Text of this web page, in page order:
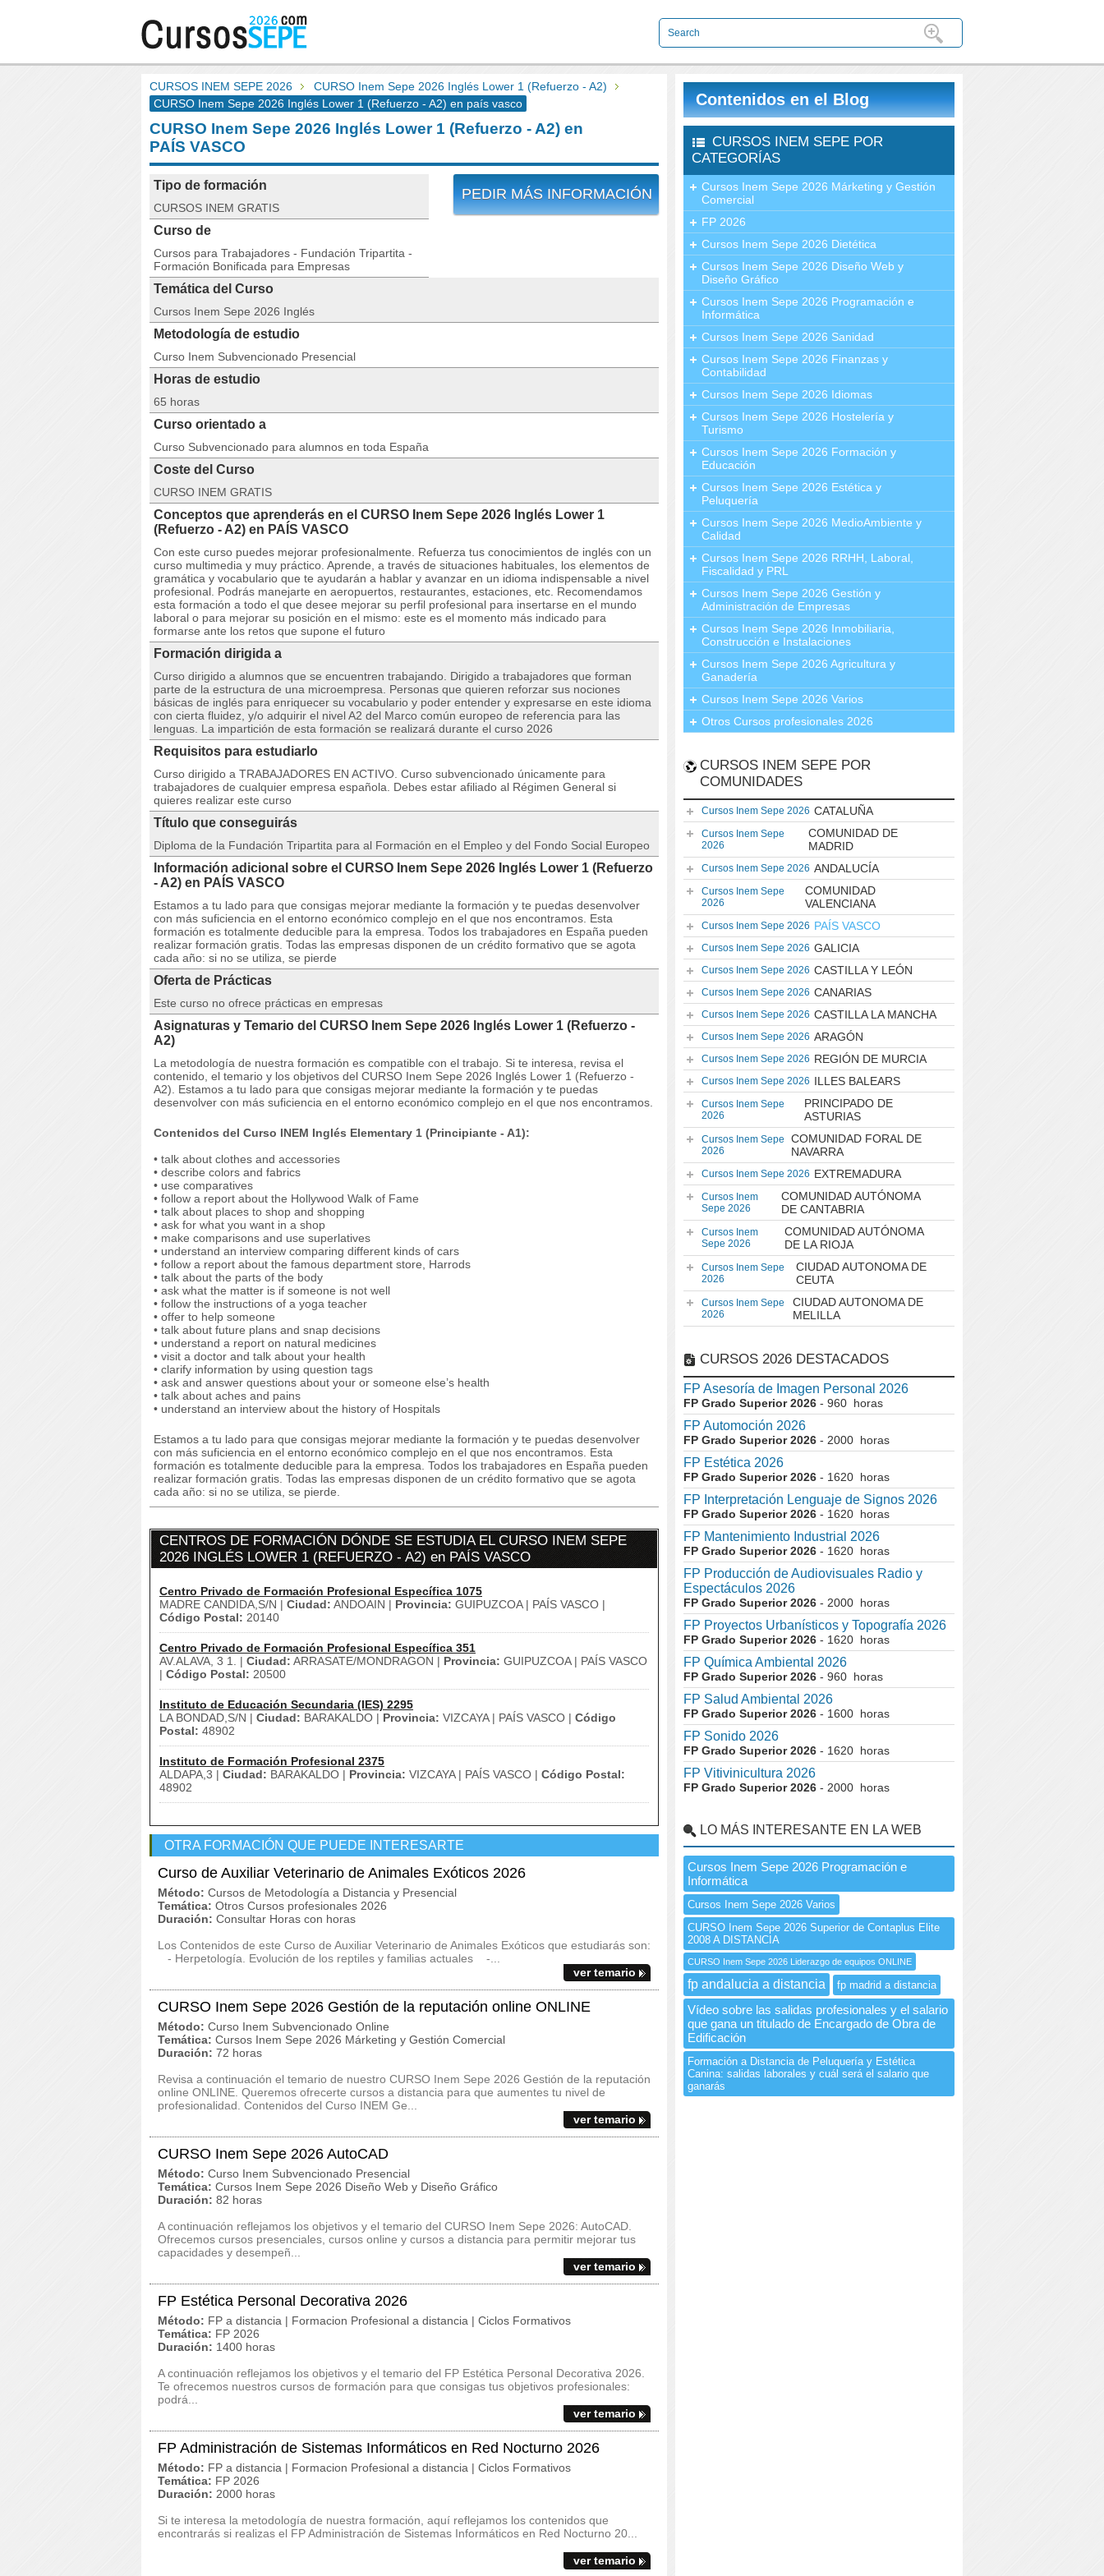
CURSOS INEM SEPE 2026
CURSO Inem Sepe 2026 Inglés Lower 1 (Refuerzo - A2)
CURSO Inem Sepe 2026 Inglés Lower 1 (Refuerzo - A2) en país vasco
CURSO Inem Sepe 2026 Inglés Lower 1 (Refuerzo - A2) en
PAÍS VASCO
PEDIR MÁS INFORMACIÓN
Tipo de formación
CURSOS INEM GRATIS
Curso de
Cursos para Trabajadores - Fundación Tripartita -
Formación Bonificada para Empresas
Temática del Curso
Cursos Inem Sepe 2026 Inglés
Metodología de estudio
Curso Inem Subvencionado Presencial
Horas de estudio
65 horas
Curso orientado a
Curso Subvencionado para alumnos en toda España
Coste del Curso
CURSO INEM GRATIS
Conceptos que aprenderás en el CURSO Inem Sepe 2026 Inglés Lower 1
(Refuerzo - A2) en PAÍS VASCO
Con este curso puedes mejorar profesionalmente. Refuerza tus conocimientos de inglés con un
curso multimedia y muy práctico. Aprende, a través de situaciones habituales, los elementos de
gramática y vocabulario que te ayudarán a hablar y avanzar en un idioma indispensable a nivel
profesional. Podrás manejarte en aeropuertos, restaurantes, estaciones, etc. Recomendamos
esta formación a todo el que desee mejorar su perfil profesional para insertarse en el mundo
laboral o para mejorar su posición en el mismo: este es el momento más indicado para
formarse ante los retos que supone el futuro
Formación dirigida a
Curso dirigido a alumnos que se encuentren trabajando. Dirigido a trabajadores que forman
parte de la estructura de una microempresa. Personas que quieren reforzar sus nociones
básicas de inglés para enriquecer su vocabulario y poder entender y expresarse en este idioma
con cierta fluidez, y/o adquirir el nivel A2 del Marco común europeo de referencia para las
lenguas. La impartición de esta formación se realizará durante el curso 2026
Requisitos para estudiarlo
Curso dirigido a TRABAJADORES EN ACTIVO. Curso subvencionado únicamente para
trabajadores de cualquier empresa española. Debes estar afiliado al Régimen General si
quieres realizar este curso
Título que conseguirás
Diploma de la Fundación Tripartita para al Formación en el Empleo y del Fondo Social Europeo
Información adicional sobre el CURSO Inem Sepe 2026 Inglés Lower 1 (Refuerzo
- A2) en PAÍS VASCO
Estamos a tu lado para que consigas mejorar mediante la formación y te puedas desenvolver
con más suficiencia en el entorno económico complejo en el que nos encontramos. Esta
formación es totalmente deducible para la empresa. Todos los trabajadores en España pueden
realizar formación gratis. Todas las empresas disponen de un crédito formativo que se agota
cada año: si no se utiliza, se pierde
Oferta de Prácticas
Este curso no ofrece prácticas en empresas
Asignaturas y Temario del CURSO Inem Sepe 2026 Inglés Lower 1 (Refuerzo -
A2)
La metodología de nuestra formación es compatible con el trabajo. Si te interesa, revisa el
contenido, el temario y los objetivos del CURSO Inem Sepe 2026 Inglés Lower 1 (Refuerzo -
A2). Estamos a tu lado para que consigas mejorar mediante la formación y te puedas
desenvolver con más suficiencia en el entorno económico complejo en el que nos encontramos.
Contenidos del Curso INEM Inglés Elementary 1 (Principiante - A1):
• talk about clothes and accessories
• describe colors and fabrics
• use comparatives
• follow a report about the Hollywood Walk of Fame
• talk about places to shop and shopping
• ask for what you want in a shop
• make comparisons and use superlatives
• understand an interview comparing different kinds of cars
• follow a report about the famous department store, Harrods
• talk about the parts of the body
• ask what the matter is if someone is not well
• follow the instructions of a yoga teacher
• offer to help someone
• talk about future plans and snap decisions
• understand a report on natural medicines
• visit a doctor and talk about your health
• clarify information by using question tags
• ask and answer questions about your or someone else’s health
• talk about aches and pains
• understand an interview about the history of Hospitals
Estamos a tu lado para que consigas mejorar mediante la formación y te puedas desenvolver
con más suficiencia en el entorno económico complejo en el que nos encontramos. Esta
formación es totalmente deducible para la empresa. Todos los trabajadores en España pueden
realizar formación gratis. Todas las empresas disponen de un crédito formativo que se agota
cada año: si no se utiliza, se pierde.
CENTROS DE FORMACIÓN DÓNDE SE ESTUDIA EL CURSO INEM SEPE
2026 INGLÉS LOWER 1 (REFUERZO - A2) en PAÍS VASCO
Centro Privado de Formación Profesional Específica 1075
MADRE CANDIDA,S/N | Ciudad: ANDOAIN | Provincia: GUIPUZCOA | PAÍS VASCO |
Código Postal: 20140
Centro Privado de Formación Profesional Específica 351
AV.ALAVA, 3 1. | Ciudad: ARRASATE/MONDRAGON | Provincia: GUIPUZCOA | PAÍS VASCO
| Código Postal: 20500
Instituto de Educación Secundaria (IES) 2295
LA BONDAD,S/N | Ciudad: BARAKALDO | Provincia: VIZCAYA | PAÍS VASCO | Código
Postal: 48902
Instituto de Formación Profesional 2375
ALDAPA,3 | Ciudad: BARAKALDO | Provincia: VIZCAYA | PAÍS VASCO | Código Postal:
48902
OTRA FORMACIÓN QUE PUEDE INTERESARTE
Curso de Auxiliar Veterinario de Animales Exóticos 2026
Método: Cursos de Metodología a Distancia y Presencial
Temática: Otros Cursos profesionales 2026
Duración: Consultar Horas con horas
Los Contenidos de este Curso de Auxiliar Veterinario de Animales Exóticos que estudiarás son:
- Herpetología. Evolución de los reptiles y familias actuales -...
ver temario
CURSO Inem Sepe 2026 Gestión de la reputación online ONLINE
Método: Curso Inem Subvencionado Online
Temática: Cursos Inem Sepe 2026 Márketing y Gestión Comercial
Duración: 72 horas
Revisa a continuación el temario de nuestro CURSO Inem Sepe 2026 Gestión de la reputación
online ONLINE. Queremos ofrecerte cursos a distancia para que aumentes tu nivel de
profesionalidad. Contenidos del Curso INEM Ge...
ver temario
CURSO Inem Sepe 2026 AutoCAD
Método: Curso Inem Subvencionado Presencial
Temática: Cursos Inem Sepe 2026 Diseño Web y Diseño Gráfico
Duración: 82 horas
A continuación reflejamos los objetivos y el temario del CURSO Inem Sepe 2026: AutoCAD.
Ofrecemos cursos presenciales, cursos online y cursos a distancia para permitir mejorar tus
capacidades y desempeñ...
ver temario
FP Estética Personal Decorativa 2026
Método: FP a distancia | Formacion Profesional a distancia | Ciclos Formativos
Temática: FP 2026
Duración: 1400 horas
A continuación reflejamos los objetivos y el temario del FP Estética Personal Decorativa 2026.
Te ofrecemos nuestros cursos de formación para que consigas tus objetivos profesionales:
podrá...
ver temario
FP Administración de Sistemas Informáticos en Red Nocturno 2026
Método: FP a distancia | Formacion Profesional a distancia | Ciclos Formativos
Temática: FP 2026
Duración: 2000 horas
Si te interesa la metodología de nuestra formación, aquí reflejamos los contenidos que
encontrarás si realizas el FP Administración de Sistemas Informáticos en Red Nocturno 20...
ver temario
Contenidos en el Blog
CURSOS INEM SEPE POR
CATEGORÍAS
Cursos Inem Sepe 2026 Márketing y Gestión
Comercial
FP 2026
Cursos Inem Sepe 2026 Dietética
Cursos Inem Sepe 2026 Diseño Web y
Diseño Gráfico
Cursos Inem Sepe 2026 Programación e
Informática
Cursos Inem Sepe 2026 Sanidad
Cursos Inem Sepe 2026 Finanzas y
Contabilidad
Cursos Inem Sepe 2026 Idiomas
Cursos Inem Sepe 2026 Hostelería y
Turismo
Cursos Inem Sepe 2026 Formación y
Educación
Cursos Inem Sepe 2026 Estética y
Peluquería
Cursos Inem Sepe 2026 MedioAmbiente y
Calidad
Cursos Inem Sepe 2026 RRHH, Laboral,
Fiscalidad y PRL
Cursos Inem Sepe 2026 Gestión y
Administración de Empresas
Cursos Inem Sepe 2026 Inmobiliaria,
Construcción e Instalaciones
Cursos Inem Sepe 2026 Agricultura y
Ganadería
Cursos Inem Sepe 2026 Varios
Otros Cursos profesionales 2026
CURSOS INEM SEPE POR
COMUNIDADES
Cursos Inem Sepe 2026 CATALUÑA
Cursos Inem Sepe
2026
COMUNIDAD DE
MADRID
Cursos Inem Sepe 2026 ANDALUCÍA
Cursos Inem Sepe
2026
COMUNIDAD
VALENCIANA
Cursos Inem Sepe 2026 PAÍS VASCO
Cursos Inem Sepe 2026 GALICIA
Cursos Inem Sepe 2026 CASTILLA Y LEÓN
Cursos Inem Sepe 2026 CANARIAS
Cursos Inem Sepe 2026 CASTILLA LA MANCHA
Cursos Inem Sepe 2026 ARAGÓN
Cursos Inem Sepe 2026 REGIÓN DE MURCIA
Cursos Inem Sepe 2026 ILLES BALEARS
Cursos Inem Sepe
2026
PRINCIPADO DE
ASTURIAS
Cursos Inem Sepe
2026
COMUNIDAD FORAL DE
NAVARRA
Cursos Inem Sepe 2026 EXTREMADURA
Cursos Inem
Sepe 2026
COMUNIDAD AUTÓNOMA
DE CANTABRIA
Cursos Inem
Sepe 2026
COMUNIDAD AUTÓNOMA
DE LA RIOJA
Cursos Inem Sepe
2026
CIUDAD AUTONOMA DE
CEUTA
Cursos Inem Sepe
2026
CIUDAD AUTONOMA DE
MELILLA
CURSOS 2026 DESTACADOS
FP Asesoría de Imagen Personal 2026
FP Grado Superior 2026 - 960 horas
FP Automoción 2026
FP Grado Superior 2026 - 2000 horas
FP Estética 2026
FP Grado Superior 2026 - 1620 horas
FP Interpretación Lenguaje de Signos 2026
FP Grado Superior 2026 - 1620 horas
FP Mantenimiento Industrial 2026
FP Grado Superior 2026 - 1620 horas
FP Producción de Audiovisuales Radio y
Espectáculos 2026
FP Grado Superior 2026 - 2000 horas
FP Proyectos Urbanísticos y Topografía 2026
FP Grado Superior 2026 - 1620 horas
FP Química Ambiental 2026
FP Grado Superior 2026 - 960 horas
FP Salud Ambiental 2026
FP Grado Superior 2026 - 1600 horas
FP Sonido 2026
FP Grado Superior 2026 - 1620 horas
FP Vitivinicultura 2026
FP Grado Superior 2026 - 2000 horas
LO MÁS INTERESANTE EN LA WEB
Cursos Inem Sepe 2026 Programación e
Informática
Cursos Inem Sepe 2026 Varios
CURSO Inem Sepe 2026 Superior de Contaplus Elite
2008 A DISTANCIA
CURSO Inem Sepe 2026 Liderazgo de equipos ONLINE
fp andalucia a distancia fp madrid a distancia
Vídeo sobre las salidas profesionales y el salario
que gana un titulado de Encargado de Obra de
Edificación
Formación a Distancia de Peluquería y Estética
Canina: salidas laborales y cuál será el salario que
ganarás